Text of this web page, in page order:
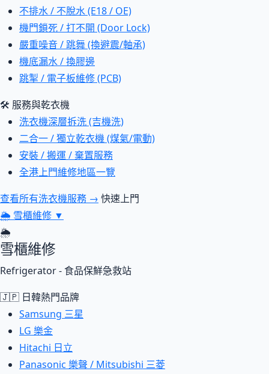
不排水 / 不脫水 (E18 / OE)
機門鎖死 / 打不開 (Door Lock)
嚴重噪音 / 跳舞 (換避震/軸承)
機底漏水 / 換膠邊
跳掣 / 電子板維修 (PCB)
🛠 服務與乾衣機
洗衣機深層拆洗 (吉機洗)
二合一 / 獨立乾衣機 (煤氣/電動)
安裝 / 搬運 / 棄置服務
全港上門維修地區一覽
查看所有洗衣機服務 → 快速上門
🌦 雪櫃維修 ▼
🌦
雪櫃維修
Refrigerator - 食品保鮮急救站
🇯🇵 日韓熱門品牌
Samsung 三星
LG 樂金
Hitachi 日立
Panasonic 樂聲 / Mitsubishi 三菱